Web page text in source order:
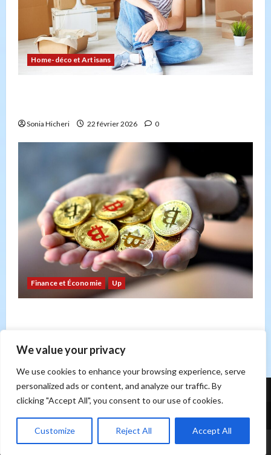
We value your privacy
We use cookies to enhance your browsing experience, serve
personalized ads or content, and analyze our traffic. By
clicking "Accept All", you consent to our use of cookies.
Customize Reject All Accept All
Home-déco et Artisans
Sonia Hicheri 22 février 2026 0
Finance et Économie Up
Sonia Hicheri 21 février 2026
Contact
|MoreNewspar AF themes